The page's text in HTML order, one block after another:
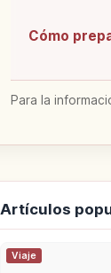
Cómo
Para la
Artículos
Viaje